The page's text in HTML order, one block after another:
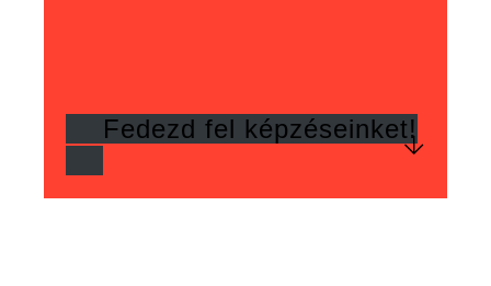
Fedezd fel képzéseinket!